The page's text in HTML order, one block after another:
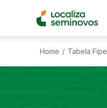
Home / Tabela Fipe